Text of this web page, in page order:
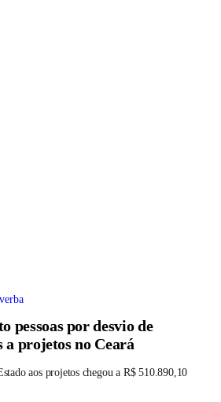
pessoas por desvio de
a projetos no Ceará
aos projetos chegou a R$ 510.890,10